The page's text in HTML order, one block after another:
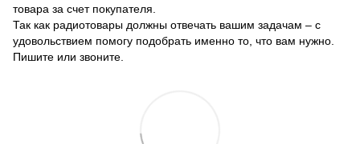
товара за счет покупателя.
Так как радиотовары должны отвечать вашим задачам – с
удовольствием помогу подобрать именно то, что вам нужно.
Пишите или звоните.